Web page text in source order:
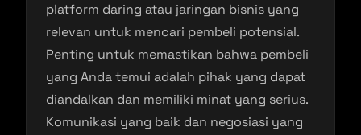
platform daring atau jaringan bisnis yang
relevan untuk mencari pembeli potensial.
Penting untuk memastikan bahwa pembeli
yang Anda temui adalah pihak yang dapat
diandalkan dan memiliki minat yang serius.
Komunikasi yang baik dan negosiasi yang